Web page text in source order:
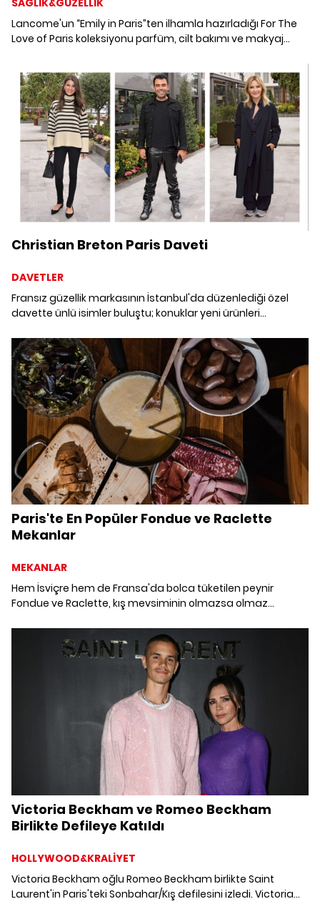
SAĞLIK&GÜZELLİK
Lancome'un “Emily in Paris”ten ilhamla hazırladığı For The
Love of Paris koleksiyonu parfüm, cilt bakımı ve makyaj
için aradığınız her şeye sahip.
Christian Breton Paris Daveti
DAVETLER
Fransız güzellik markasının İstanbul'da düzenlediği özel
davette ünlü isimler buluştu; konuklar yeni ürünleri
Paris'te En Popüler Fondue ve Raclette
Mekanlar
MEKANLAR
Hem İsviçre hem de Fransa'da bolca tüketilen peynir
Fondue ve Raclette, kış mevsiminin olmazsa olmaz
Paris'in bohem mekanlarında tatmak ise çok daha keyifli.
Paris'te Fondue ve Raclette yiyebileceğiniz restoranları
Victoria Beckham ve Romeo Beckham
Birlikte Defileye Katıldı
HOLLYWOOD&KRALİYET
Victoria Beckham oğlu Romeo Beckham birlikte Saint
Laurent'in Paris'teki Sonbahar/Kış defilesini izledi. Victoria